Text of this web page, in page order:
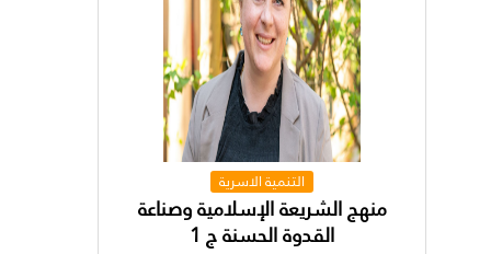
التنمية الاسرية
منهج الشريعة الإسلامية وصناعة
القدوة الحسنة ج 1